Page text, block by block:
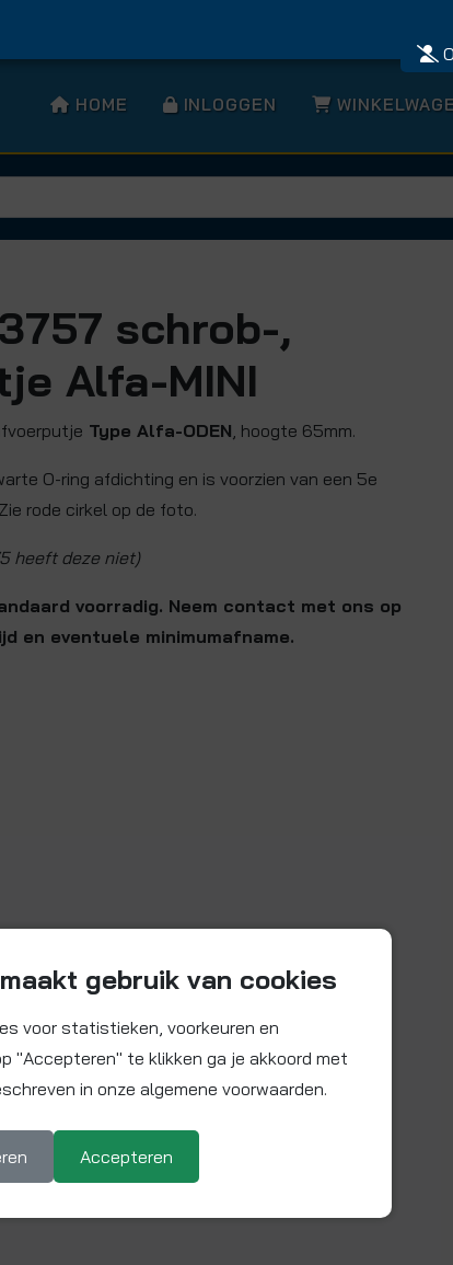
HOME INLOGGEN
schrob-,
Alfa-MINI
Type Alfa-ODEN, hoogte 65mm.
O-ring afdichting en is voorzien van een 5e
rode cirkel op de foto.
heeft deze niet)
voorradig. Neem contact met ons op
en eventuele minimumafname.
gebruik van cookies
voor statistieken, voorkeuren en
"Accepteren" te klikken ga je akkoord met
in onze algemene voorwaarden.
Accepteren